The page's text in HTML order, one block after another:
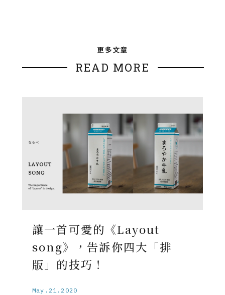
更多文章
READ MORE
讓一首可愛的《Layout
song》，告訴你四大「排
版」的技巧！
May.21.2020